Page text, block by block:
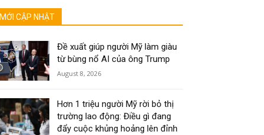
MỚI CẬP NHẬT
Đề xuất giúp người Mỹ làm giàu
từ bùng nổ AI của ông Trump
August 8, 2026
Hơn 1 triệu người Mỹ rời bỏ thị
trường lao động: Điều gì đang
đẩy cuộc khủng hoảng lên đỉnh